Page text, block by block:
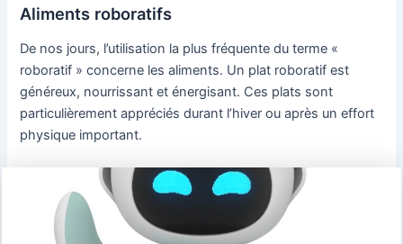
Aliments roboratifs
De nos jours, l’utilisation la plus fréquente du terme «
roboratif » concerne les aliments. Un plat roboratif est
généreux, nourrissant et énergisant. Ces plats sont
particulièrement appréciés durant l’hiver ou après un effort
physique important.